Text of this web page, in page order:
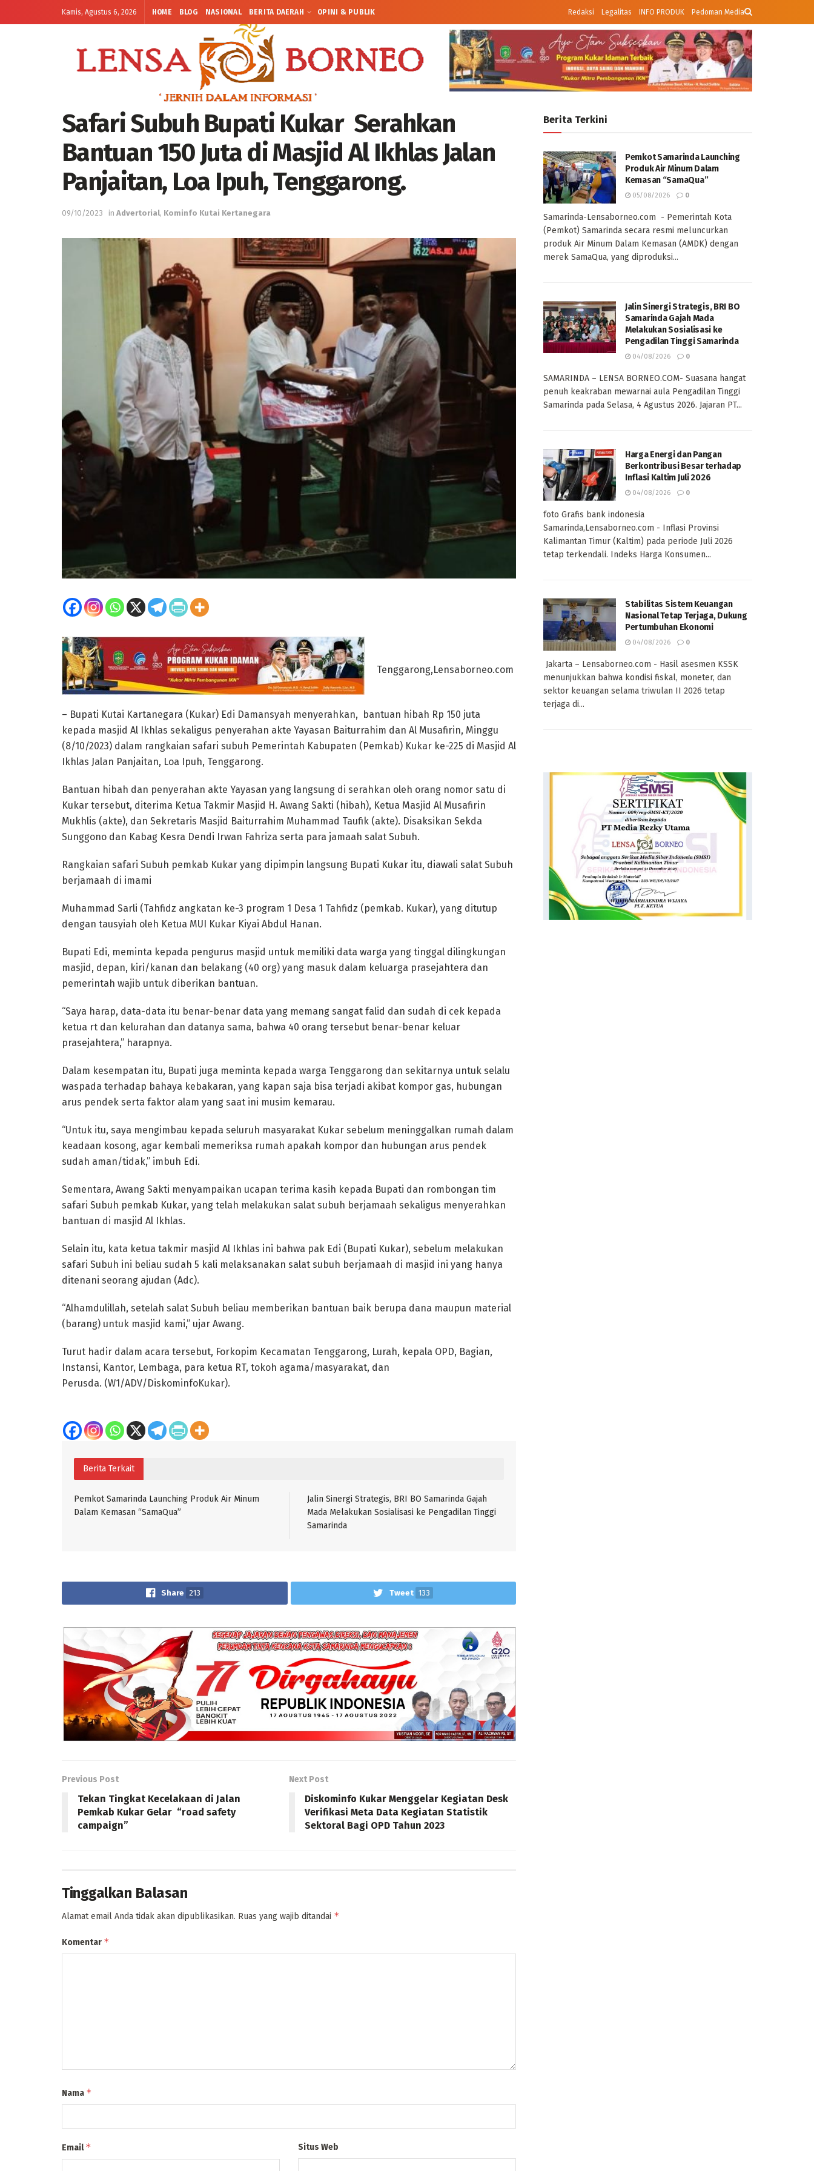
Kamis, Agustus 6, 2026 HOME BLOG NASIONAL BERITA DAERAH OPINI & PUBLIK Redaksi Legalitas INFO PRODUK Pedoman Media
Safari Subuh Bupati Kukar Serahkan
Bantuan 150 Juta di Masjid Al Ikhlas Jalan
Panjaitan, Loa Ipuh, Tenggarong.
09/10/2023 in Advertorial, Kominfo Kutai Kertanegara
Tenggarong,Lensaborneo.com
– Bupati Kutai Kartanegara (Kukar) Edi Damansyah menyerahkan, bantuan hibah Rp 150 juta
kepada masjid Al Ikhlas sekaligus penyerahan akte Yayasan Baiturrahim dan Al Musafirin, Minggu
(8/10/2023) dalam rangkaian safari subuh Pemerintah Kabupaten (Pemkab) Kukar ke-225 di Masjid Al
Ikhlas Jalan Panjaitan, Loa Ipuh, Tenggarong.
Bantuan hibah dan penyerahan akte Yayasan yang langsung di serahkan oleh orang nomor satu di
Kukar tersebut, diterima Ketua Takmir Masjid H. Awang Sakti (hibah), Ketua Masjid Al Musafirin
Mukhlis (akte), dan Sekretaris Masjid Baiturrahim Muhammad Taufik (akte). Disaksikan Sekda
Sunggono dan Kabag Kesra Dendi Irwan Fahriza serta para jamaah salat Subuh.
Rangkaian safari Subuh pemkab Kukar yang dipimpin langsung Bupati Kukar itu, diawali salat Subuh
berjamaah di imami
Muhammad Sarli (Tahfidz angkatan ke-3 program 1 Desa 1 Tahfidz (pemkab. Kukar), yang ditutup
dengan tausyiah oleh Ketua MUI Kukar Kiyai Abdul Hanan.
Bupati Edi, meminta kepada pengurus masjid untuk memiliki data warga yang tinggal dilingkungan
masjid, depan, kiri/kanan dan belakang (40 org) yang masuk dalam keluarga prasejahtera dan
pemerintah wajib untuk diberikan bantuan.
“Saya harap, data-data itu benar-benar data yang memang sangat falid dan sudah di cek kepada
ketua rt dan kelurahan dan datanya sama, bahwa 40 orang tersebut benar-benar keluar
prasejahtera,” harapnya.
Dalam kesempatan itu, Bupati juga meminta kepada warga Tenggarong dan sekitarnya untuk selalu
waspada terhadap bahaya kebakaran, yang kapan saja bisa terjadi akibat kompor gas, hubungan
arus pendek serta faktor alam yang saat ini musim kemarau.
“Untuk itu, saya mengimbau kepada seluruh masyarakat Kukar sebelum meninggalkan rumah dalam
keadaan kosong, agar kembali memeriksa rumah apakah kompor dan hubungan arus pendek
sudah aman/tidak,” imbuh Edi.
Sementara, Awang Sakti menyampaikan ucapan terima kasih kepada Bupati dan rombongan tim
safari Subuh pemkab Kukar, yang telah melakukan salat subuh berjamaah sekaligus menyerahkan
bantuan di masjid Al Ikhlas.
Selain itu, kata ketua takmir masjid Al Ikhlas ini bahwa pak Edi (Bupati Kukar), sebelum melakukan
safari Subuh ini beliau sudah 5 kali melaksanakan salat subuh berjamaah di masjid ini yang hanya
ditenani seorang ajudan (Adc).
“Alhamdulillah, setelah salat Subuh beliau memberikan bantuan baik berupa dana maupun material
(barang) untuk masjid kami,” ujar Awang.
Turut hadir dalam acara tersebut, Forkopim Kecamatan Tenggarong, Lurah, kepala OPD, Bagian,
Instansi, Kantor, Lembaga, para ketua RT, tokoh agama/masyarakat, dan
Perusda. (W1/ADV/DiskominfoKukar).
Berita Terkait
Pemkot Samarinda Launching Produk Air Minum
Dalam Kemasan “SamaQua”
Jalin Sinergi Strategis, BRI BO Samarinda Gajah
Mada Melakukan Sosialisasi ke Pengadilan Tinggi
Samarinda
Share 213 Tweet 133
Previous Post
Tekan Tingkat Kecelakaan di Jalan
Pemkab Kukar Gelar “road safety
campaign”
Next Post
Diskominfo Kukar Menggelar Kegiatan Desk
Verifikasi Meta Data Kegiatan Statistik
Sektoral Bagi OPD Tahun 2023
Tinggalkan Balasan
Alamat email Anda tidak akan dipublikasikan. Ruas yang wajib ditandai *
Komentar *
Nama *
Email* Situs Web
Berita Terkini
Pemkot Samarinda Launching
Produk Air Minum Dalam
Kemasan “SamaQua”
05/08/2026 0
Samarinda-Lensaborneo.com - Pemerintah Kota
(Pemkot) Samarinda secara resmi meluncurkan
produk Air Minum Dalam Kemasan (AMDK) dengan
merek SamaQua, yang diproduksi...
Jalin Sinergi Strategis, BRI BO
Samarinda Gajah Mada
Melakukan Sosialisasi ke
Pengadilan Tinggi Samarinda
04/08/2026 0
SAMARINDA – LENSA BORNEO.COM- Suasana hangat
penuh keakraban mewarnai aula Pengadilan Tinggi
Samarinda pada Selasa, 4 Agustus 2026. Jajaran PT...
Harga Energi dan Pangan
Berkontribusi Besar terhadap
Inflasi Kaltim Juli 2026
04/08/2026 0
foto Grafis bank indonesia
Samarinda,Lensaborneo.com - Inflasi Provinsi
Kalimantan Timur (Kaltim) pada periode Juli 2026
tetap terkendali. Indeks Harga Konsumen...
Stabilitas Sistem Keuangan
Nasional Tetap Terjaga, Dukung
Pertumbuhan Ekonomi
04/08/2026 0
Jakarta – Lensaborneo.com - Hasil asesmen KSSK
menunjukkan bahwa kondisi fiskal, moneter, dan
sektor keuangan selama triwulan II 2026 tetap
terjaga di...